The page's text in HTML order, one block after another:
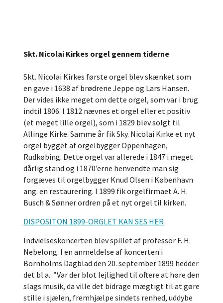
Skt. Nicolai Kirkes orgel gennem tiderne
Skt. Nicolai Kirkes første orgel blev skænket som
en gave i 1638 af brødrene Jeppe og Lars Hansen.
Der vides ikke meget om dette orgel, som var i brug
indtil 1806. I 1812 nævnes et orgel eller et positiv
(et meget lille orgel), som i 1829 blev solgt til
Allinge Kirke. Samme år fik Sky. Nicolai Kirke et nyt
orgel bygget af orgelbygger Oppenhagen,
Rudkøbing. Dette orgel var allerede i 1847 i meget
dårlig stand og i 1870’erne henvendte man sig
forgæves til orgelbygger Knud Olsen i København
ang. en restaurering. I 1899 fik orgelfirmaet A. H.
Busch & Sønner ordren på et nyt orgel til kirken.
DISPOSITON 1899-ORGLET KAN SES HER
Indvielseskoncerten blev spillet af professor F. H.
Nebelong. I en anmeldelse af koncerten i
Bornholms Dagblad den 20. september 1899 hedder
det bl.a.: ”Var der blot lejlighed til oftere at høre den
slags musik, da ville det bidrage mægtigt til at gøre
stille i sjælen, fremhjælpe sindets renhed, uddybe